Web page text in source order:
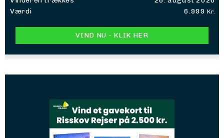
Værdi
6.999 Kr.
VIND NU - KLIK HER